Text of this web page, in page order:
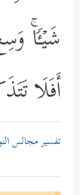
شَیۡـࣰٔاۚ
أَفَلَا
تفسير مجالس